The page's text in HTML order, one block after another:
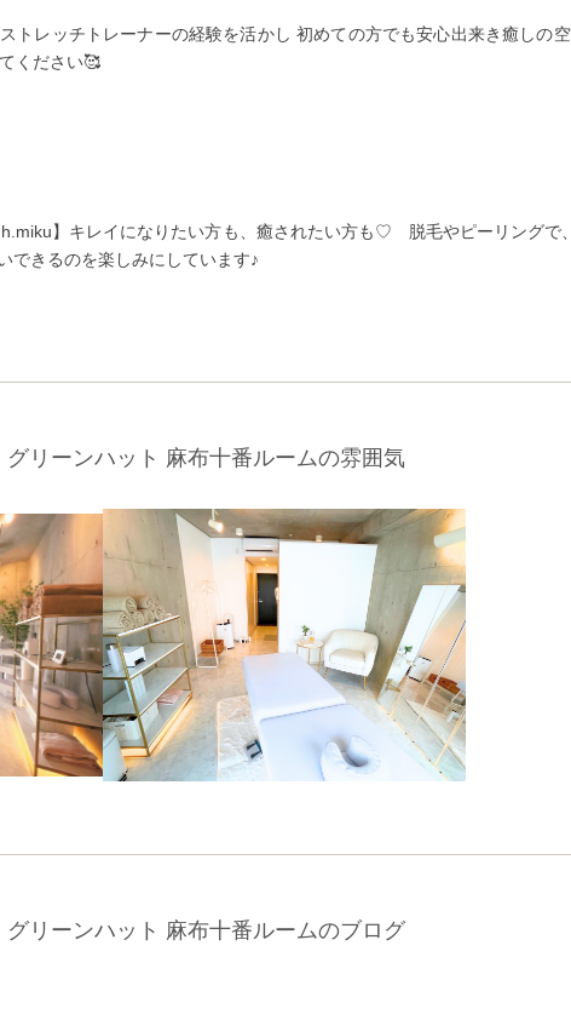
トレッチトレーナーの経験を活かし 初めての方でも安心出来き癒しの
ください🥰
】キレイになりたい方も、癒されたい方も♡ 脱毛やピーリングで
できるのを楽しみにしています♪
リーンハット 麻布十番ルームの雰囲気
リーンハット 麻布十番ルームのブログ